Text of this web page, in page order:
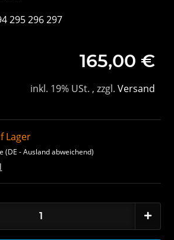
295 296 297
165,00 €
inkl. 19% USt. , zzgl. Versand
Lager
(DE - Ausland abweichend)